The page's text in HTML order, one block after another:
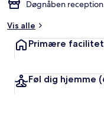
Døgnåben reception
Vis alle
Primære
Føl dig hjemme